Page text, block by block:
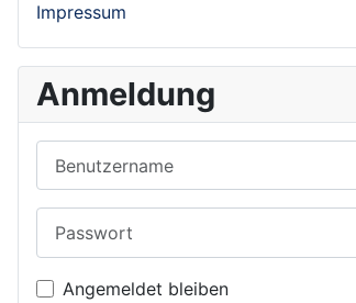
Impressum
Anmeldung
Angemeldet bleiben